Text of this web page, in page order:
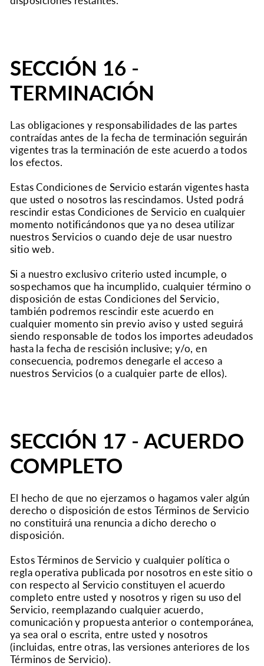
SECCIÓN 16 -
TERMINACIÓN
Las obligaciones y responsabilidades de las partes
contraídas antes de la fecha de terminación seguirán
vigentes tras la terminación de este acuerdo a todos
los efectos.
Estas Condiciones de Servicio estarán vigentes hasta
que usted o nosotros las rescindamos. Usted podrá
rescindir estas Condiciones de Servicio en cualquier
momento notificándonos que ya no desea utilizar
nuestros Servicios o cuando deje de usar nuestro
sitio web.
Si a nuestro exclusivo criterio usted incumple, o
sospechamos que ha incumplido, cualquier término o
disposición de estas Condiciones del Servicio,
también podremos rescindir este acuerdo en
cualquier momento sin previo aviso y usted seguirá
siendo responsable de todos los importes adeudados
hasta la fecha de rescisión inclusive; y/o, en
consecuencia, podremos denegarle el acceso a
nuestros Servicios (o a cualquier parte de ellos).
SECCIÓN 17 - ACUERDO
COMPLETO
El hecho de que no ejerzamos o hagamos valer algún
derecho o disposición de estos Términos de Servicio
no constituirá una renuncia a dicho derecho o
disposición.
Estos Términos de Servicio y cualquier política o
regla operativa publicada por nosotros en este sitio o
con respecto al Servicio constituyen el acuerdo
completo entre usted y nosotros y rigen su uso del
Servicio, reemplazando cualquier acuerdo,
comunicación y propuesta anterior o contemporánea,
ya sea oral o escrita, entre usted y nosotros
(incluidas, entre otras, las versiones anteriores de los
Términos de Servicio).